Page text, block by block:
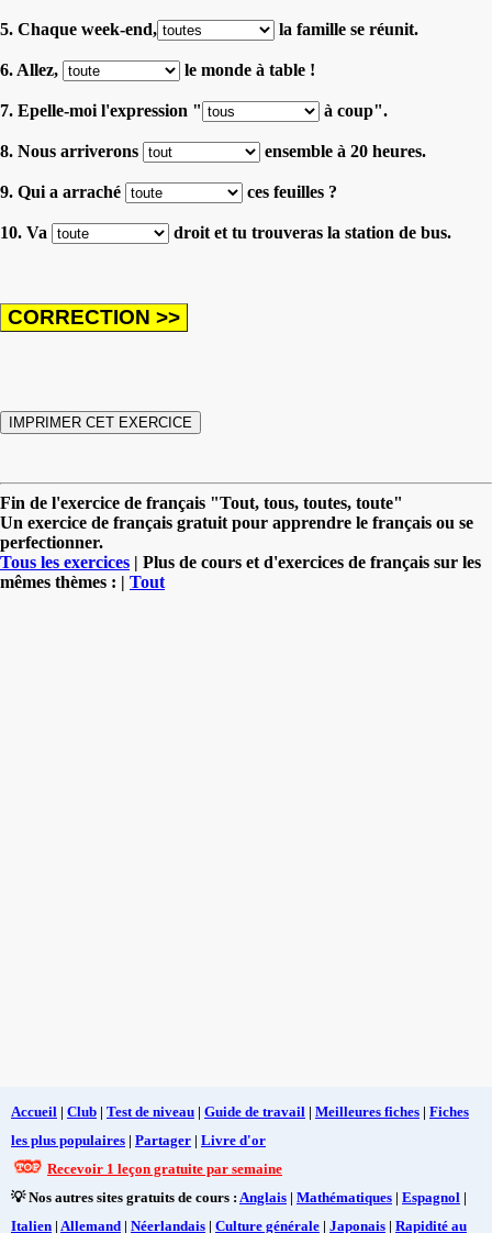
5. Chaque week-end, la famille se réunit.
6. Allez, le monde à table !
7. Epelle-moi l'expression " à coup".
8. Nous arriverons ensemble à 20 heures.
9. Qui a arraché ces feuilles ?
10. Va droit et tu trouveras la station de bus.
Fin de l'exercice de français "Tout, tous, toutes, toute"
Un exercice de français gratuit pour apprendre le français ou se
perfectionner.
Tous les exercices | Plus de cours et d'exercices de français sur les
mêmes thèmes : | Tout
Accueil | Club | Test de niveau | Guide de travail | Meilleures fiches | Fiches
les plus populaires | Partager | Livre d'or
Recevoir 1 leçon gratuite par semaine
💡 Nos autres sites gratuits de cours : Anglais | Mathématiques | Espagnol |
Italien | Allemand | Néerlandais | Culture générale | Japonais | Rapidité au